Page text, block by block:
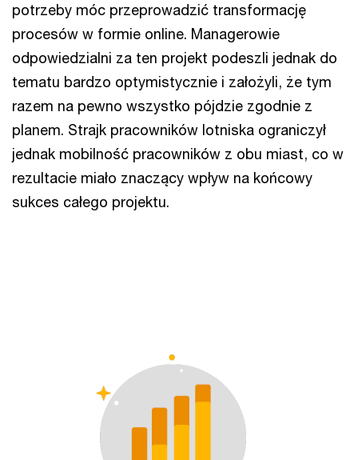
potrzeby móc przeprowadzić transformację
procesów w formie online. Managerowie
odpowiedzialni za ten projekt podeszli jednak do
tematu bardzo optymistycznie i założyli, że tym
razem na pewno wszystko pójdzie zgodnie z
planem. Strajk pracowników lotniska ograniczył
jednak mobilność pracowników z obu miast, co w
rezultacie miało znaczący wpływ na końcowy
sukces całego projektu.